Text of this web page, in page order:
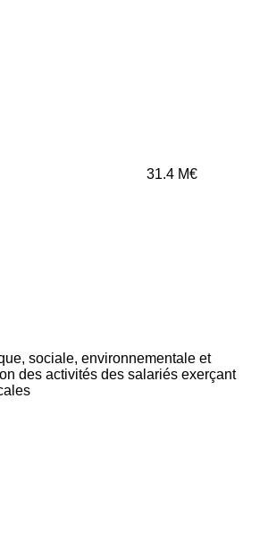
31.4 M€
sociale, environnementale et
des activités des salariés exerçant